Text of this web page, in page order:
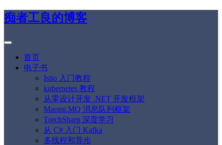
痴者工良的博客
首页
电子书
Istio 入门教程
kubernetes 教程
从零设计开发 .NET 开发框架
Maomi.MQ 消息队列框架
TorchSharp 深度学习
从 C# 入门 Kafka
多线程和异步